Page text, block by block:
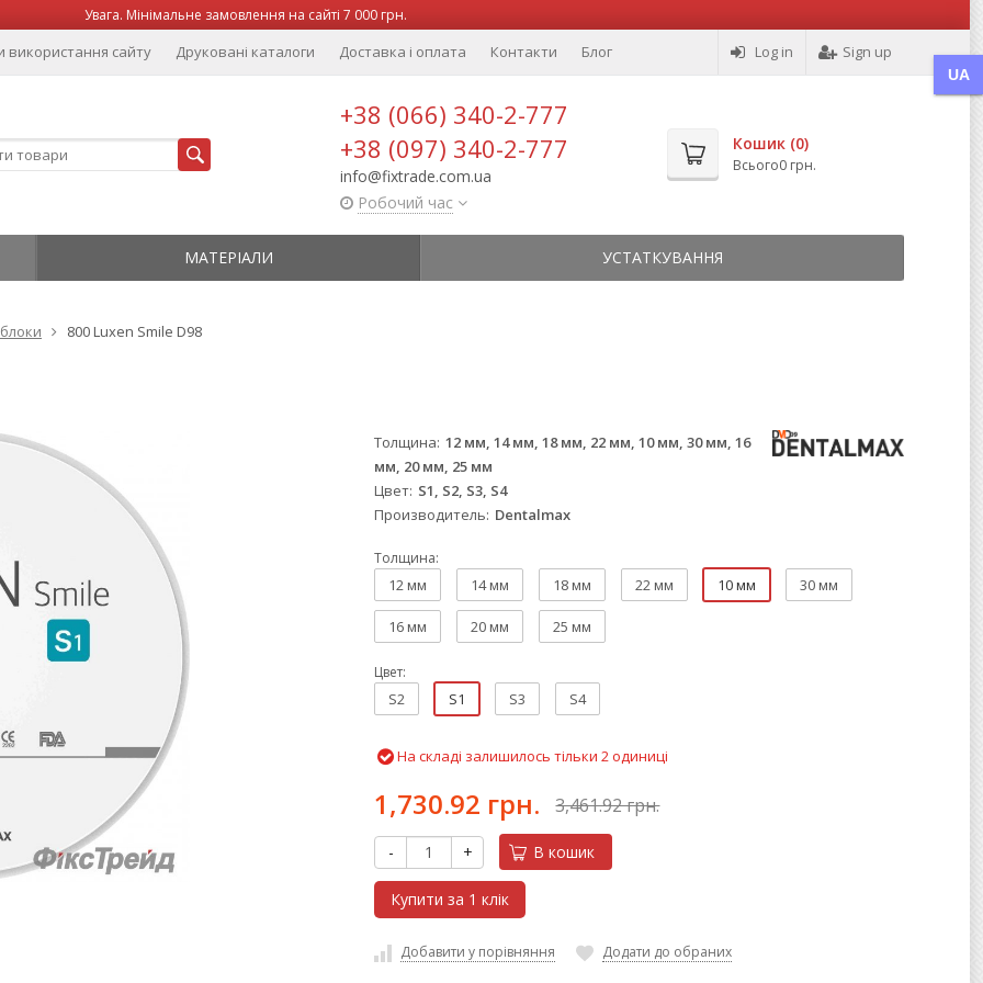
UA
Увага. Мінімальне замовлення на сайті 7 000 грн.
використання сайту Друковані каталоги Доставка і оплата Контакти Блог Log in Sign up
+38 (066) 340-2-777
+38 (097) 340-2-777
info@fixtrade.com.ua
Робочий час
Кошик (0)
Всього0 грн.
МАТЕРІАЛИ УСТАТКУВАННЯ
800 Luxen Smile D98
Толщина 12 мм, 14 мм, 18 мм, 22 мм, 10 мм, 30 мм, 16
мм, 20 мм, 25 мм
Цвет S1, S2, S3, S4
Производитель Dentalmax
Толщина:
12 мм 14 мм 18 мм 22 мм 10 мм 30 мм
16 мм 20 мм 25 мм
Цвет:
S2 S1 S3 S4
На складі залишилось тільки 2 одиниці
1,730.92 грн. 3,461.92 грн.
- + В кошик
Купити за 1 клiк
Добавити у порівняння Додати до обраних